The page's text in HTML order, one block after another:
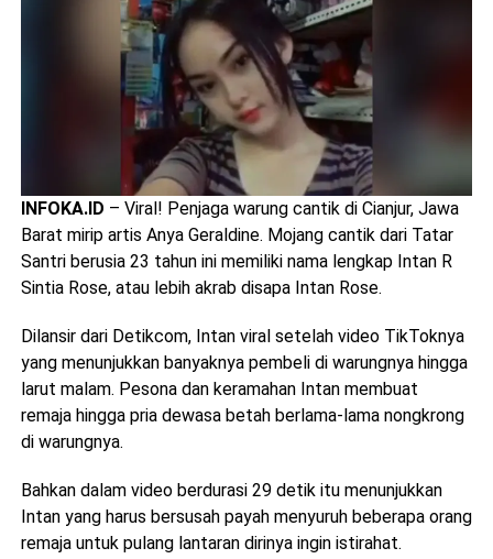
INFOKA.ID – Viral! Penjaga warung cantik di Cianjur, Jawa
Barat mirip artis Anya Geraldine. Mojang cantik dari Tatar
Santri berusia 23 tahun ini memiliki nama lengkap Intan R
Sintia Rose, atau lebih akrab disapa Intan Rose.
Dilansir dari Detikcom, Intan viral setelah video TikToknya
yang menunjukkan banyaknya pembeli di warungnya hingga
larut malam. Pesona dan keramahan Intan membuat
remaja hingga pria dewasa betah berlama-lama nongkrong
di warungnya.
Bahkan dalam video berdurasi 29 detik itu menunjukkan
Intan yang harus bersusah payah menyuruh beberapa orang
remaja untuk pulang lantaran dirinya ingin istirahat.